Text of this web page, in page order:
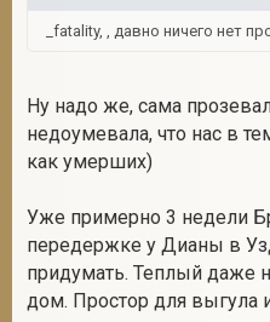
_fatality, , давно ничего нет
Ну надо же, сама
недоумевала, что нас в
как умерших)
Уже примерно 3 недели
передержке у Дианы в
придумать. Теплый даже
дом. Простор для выгула